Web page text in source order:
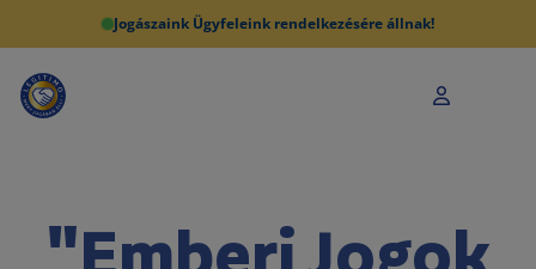
Jogászaink Ügyfeleink rendelkezésére állnak!